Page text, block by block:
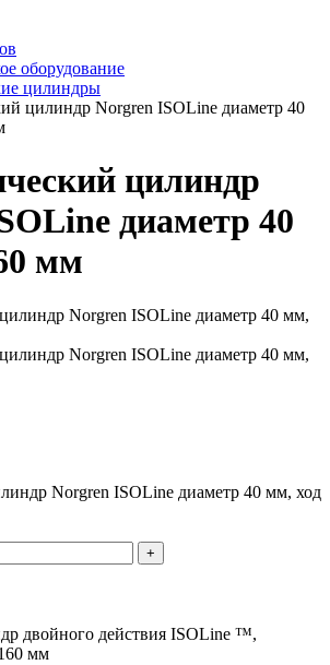
оборудование
цилиндры
цилиндр Norgren ISOLine диаметр 40
цилиндр
диаметр 40
мм
Norgren ISOLine диаметр 40 мм, ход
+
двойного действия ISOLine ™,
мм